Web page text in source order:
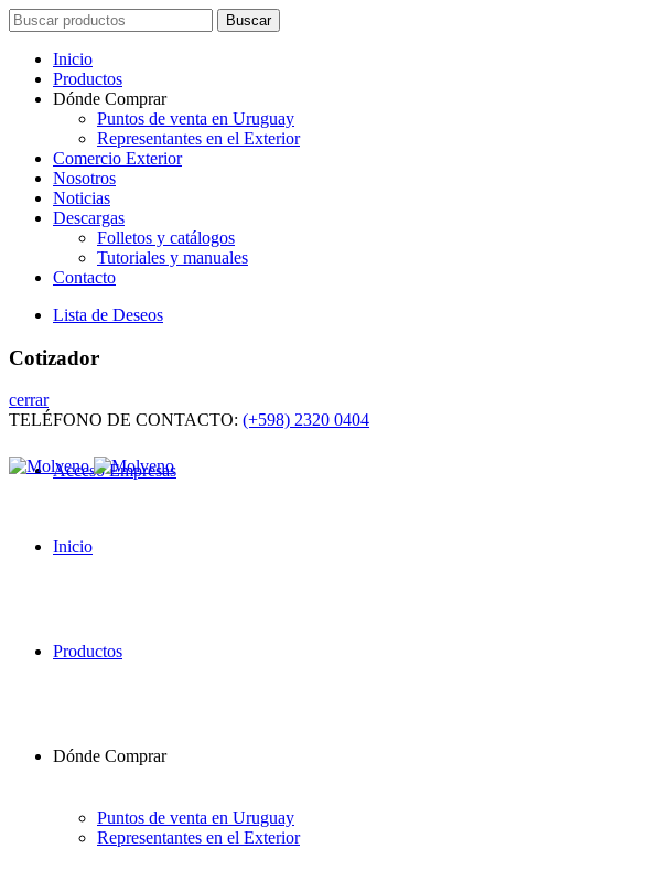
Search
for:
Buscar
Inicio
Productos
Dónde Comprar
Puntos de venta en Uruguay
Representantes en el Exterior
Comercio Exterior
Nosotros
Noticias
Descargas
Folletos y catálogos
Tutoriales y manuales
Contacto
Lista de Deseos
Cotizador
cerrar
TELÉFONO DE CONTACTO: (+598) 2320 0404
Acceso Empresas
Inicio
Productos
Dónde Comprar
Puntos de venta en Uruguay
Representantes en el Exterior